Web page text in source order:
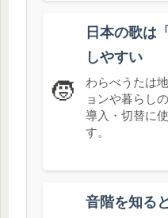
🧒
日本の歌は
しやすい
わらべうたは
ョンや暮らし
導入・切替に
す。
音階を知る